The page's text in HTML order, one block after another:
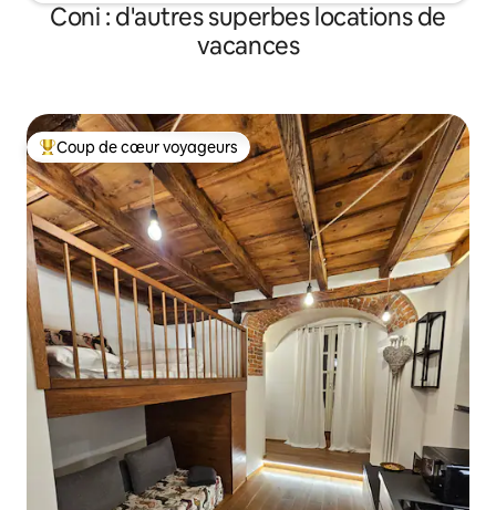
Coni : d'autres superbes locations de
vacances
Coups de cœur voyageurs les plus appréciés
Coup de cœur voyageurs